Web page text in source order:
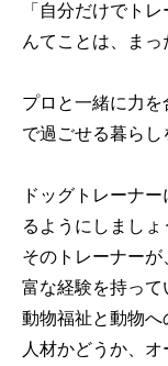
「自分だけでト
んてことは、まっ
プロと一緒に力を
で過ごせる暮らし
ドッグトレーナ
るようにしましょ
そのトレーナー
富な経験を持っ
動物福祉と動物
人材かどうか、オ